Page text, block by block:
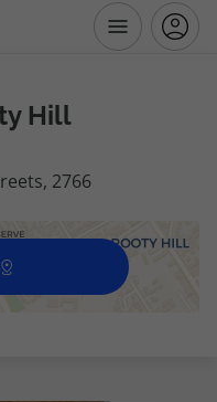
Hill
2766